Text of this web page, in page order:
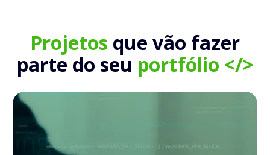
Projetos que vão fazer
parte do seu portfólio </>